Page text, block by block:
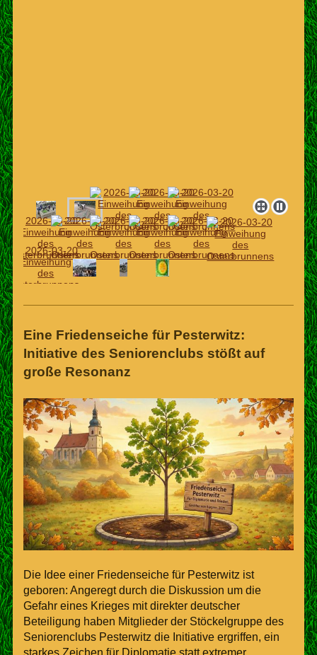
Eine Friedenseiche für Pesterwitz:
Initiative des Seniorenclubs stößt auf
große Resonanz
Die Idee einer Friedenseiche für Pesterwitz ist
geboren: Angeregt durch die Diskussion um die
Gefahr eines Krieges mit direkter deutscher
Beteiligung haben Mitglieder der Stöckelgruppe des
Seniorenclubs Pesterwitz die Initiative ergriffen, ein
starkes Zeichen für Diplomatie statt extremer